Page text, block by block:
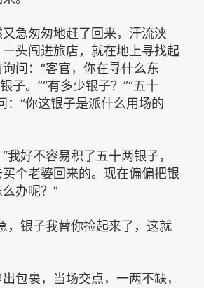
急匆匆地赶了回来，汗流浃
头闯进旅店，就在地上寻找起
问：“客官，你在寻什么东
子。”“有多少银子？”“五十
：“你这银子是派什么用场的
我好不容易积了五十两银子，
个老婆回来的。现在偏偏把银
办呢？”
，银子我替你捡起来了，这就
包裹，当场交点，一两不缺，